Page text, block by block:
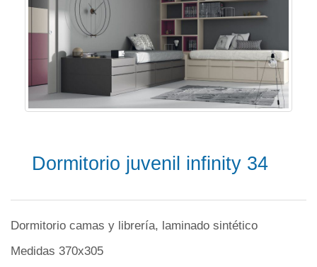
Dormitorio juvenil infinity 34
Dormitorio camas y librería, laminado sintético
Medidas 370x305